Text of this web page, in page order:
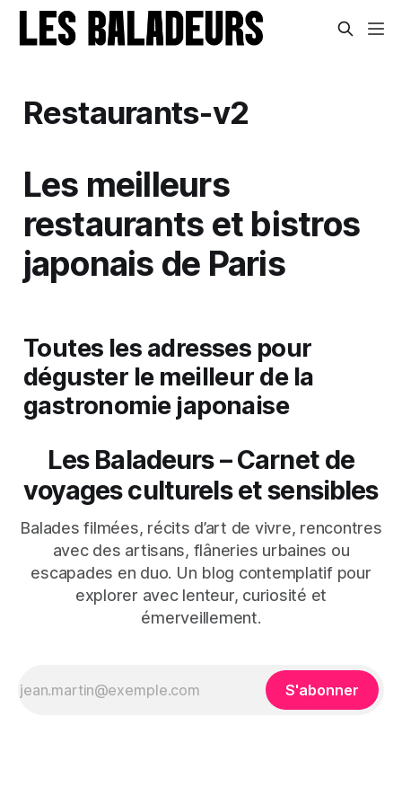
Restaurants-v2
Les meilleurs
restaurants et bistros
japonais de Paris
Toutes les adresses pour
déguster le meilleur de la
gastronomie japonaise​
Les Baladeurs – Carnet de
voyages culturels et sensibles
Balades filmées, récits d’art de vivre, rencontres
avec des artisans, flâneries urbaines ou
escapades en duo. Un blog contemplatif pour
explorer avec lenteur, curiosité et
émerveillement.
S'abonner